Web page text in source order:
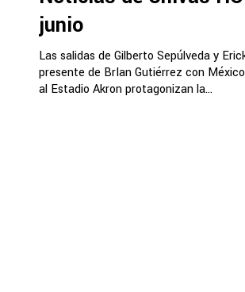
junio
Las salidas de Gilberto Sepúlveda y
presente de BrIan Gutiérrez con
al Estadio Akron protagonizan la...